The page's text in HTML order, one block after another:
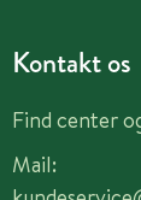
Kontakt os
Find center
Mail: